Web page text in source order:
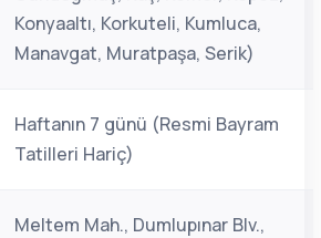
Konyaaltı, Korkuteli, Kumluca,
Manavgat, Muratpaşa, Serik)
Haftanın 7 günü (Resmi Bayram
Tatilleri Hariç)
Meltem Mah., Dumlupınar Blv.,